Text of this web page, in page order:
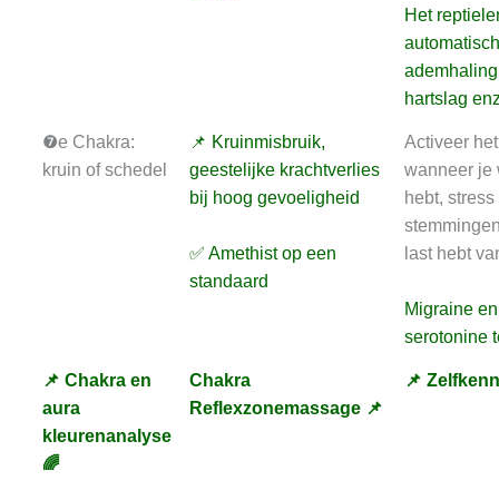
Het
hartslag
❼e Chakra:
kruin of schedel
📌 Kruinmisbruik,
geestelijke krachtverlies
bij hoog gevoeligheid
✅ Amethist op een
standaard
Activeer
wanneer je
hebt,
last hebt
Migraine
serotonine
📌 Chakra en
aura
kleurenanalyse
🌈
Chakra
Reflexzonemassage 📌
📌